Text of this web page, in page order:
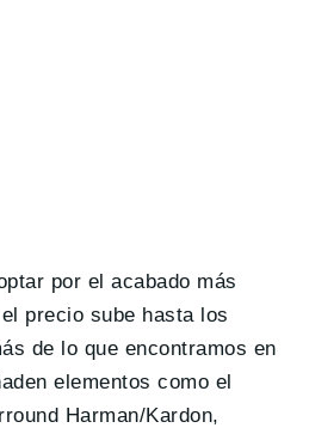
por el acabado más
precio sube hasta los
de lo que encontramos en
elementos como el
Harman/Kardon,